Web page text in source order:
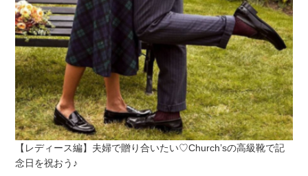
【レディース編】夫婦で贈り合いたい♡Church’sの高級靴で記
念日を祝おう♪